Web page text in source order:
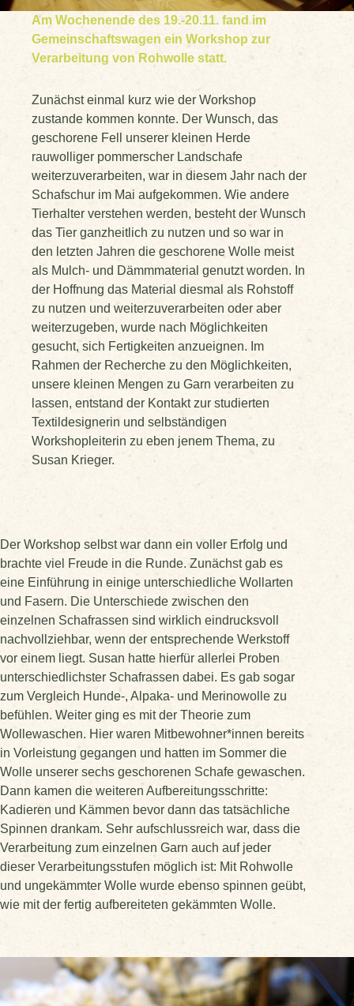
Am Wochenende des 19.-20.11. fand im
Gemeinschaftswagen ein Workshop zur
Verarbeitung von Rohwolle statt.
Zunächst einmal kurz wie der Workshop
zustande kommen konnte. Der Wunsch, das
geschorene Fell unserer kleinen Herde
rauwolliger pommerscher Landschafe
weiterzuverarbeiten, war in diesem Jahr nach der
Schafschur im Mai aufgekommen. Wie andere
Tierhalter verstehen werden, besteht der Wunsch
das Tier ganzheitlich zu nutzen und so war in
den letzten Jahren die geschorene Wolle meist
als Mulch- und Dämmmaterial genutzt worden. In
der Hoffnung das Material diesmal als Rohstoff
zu nutzen und weiterzuverarbeiten oder aber
weiterzugeben, wurde nach Möglichkeiten
gesucht, sich Fertigkeiten anzueignen. Im
Rahmen der Recherche zu den Möglichkeiten,
unsere kleinen Mengen zu Garn verarbeiten zu
lassen, entstand der Kontakt zur studierten
Textildesignerin und selbständigen
Workshopleiterin zu eben jenem Thema, zu
Susan Krieger.
Der Workshop selbst war dann ein voller Erfolg und
brachte viel Freude in die Runde. Zunächst gab es
eine Einführung in einige unterschiedliche Wollarten
und Fasern. Die Unterschiede zwischen den
einzelnen Schafrassen sind wirklich eindrucksvoll
nachvollziehbar, wenn der entsprechende Werkstoff
vor einem liegt. Susan hatte hierfür allerlei Proben
unterschiedlichster Schafrassen dabei. Es gab sogar
zum Vergleich Hunde-, Alpaka- und Merinowolle zu
befühlen. Weiter ging es mit der Theorie zum
Wollewaschen. Hier waren Mitbewohner*innen bereits
in Vorleistung gegangen und hatten im Sommer die
Wolle unserer sechs geschorenen Schafe gewaschen.
Dann kamen die weiteren Aufbereitungsschritte:
Kadieren und Kämmen bevor dann das tatsächliche
Spinnen drankam. Sehr aufschlussreich war, dass die
Verarbeitung zum einzelnen Garn auch auf jeder
dieser Verarbeitungsstufen möglich ist: Mit Rohwolle
und ungekämmter Wolle wurde ebenso spinnen geübt,
wie mit der fertig aufbereiteten gekämmten Wolle.